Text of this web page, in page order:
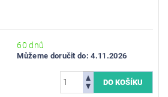
60 dnů
Můžeme doručit do: 4.11.2026